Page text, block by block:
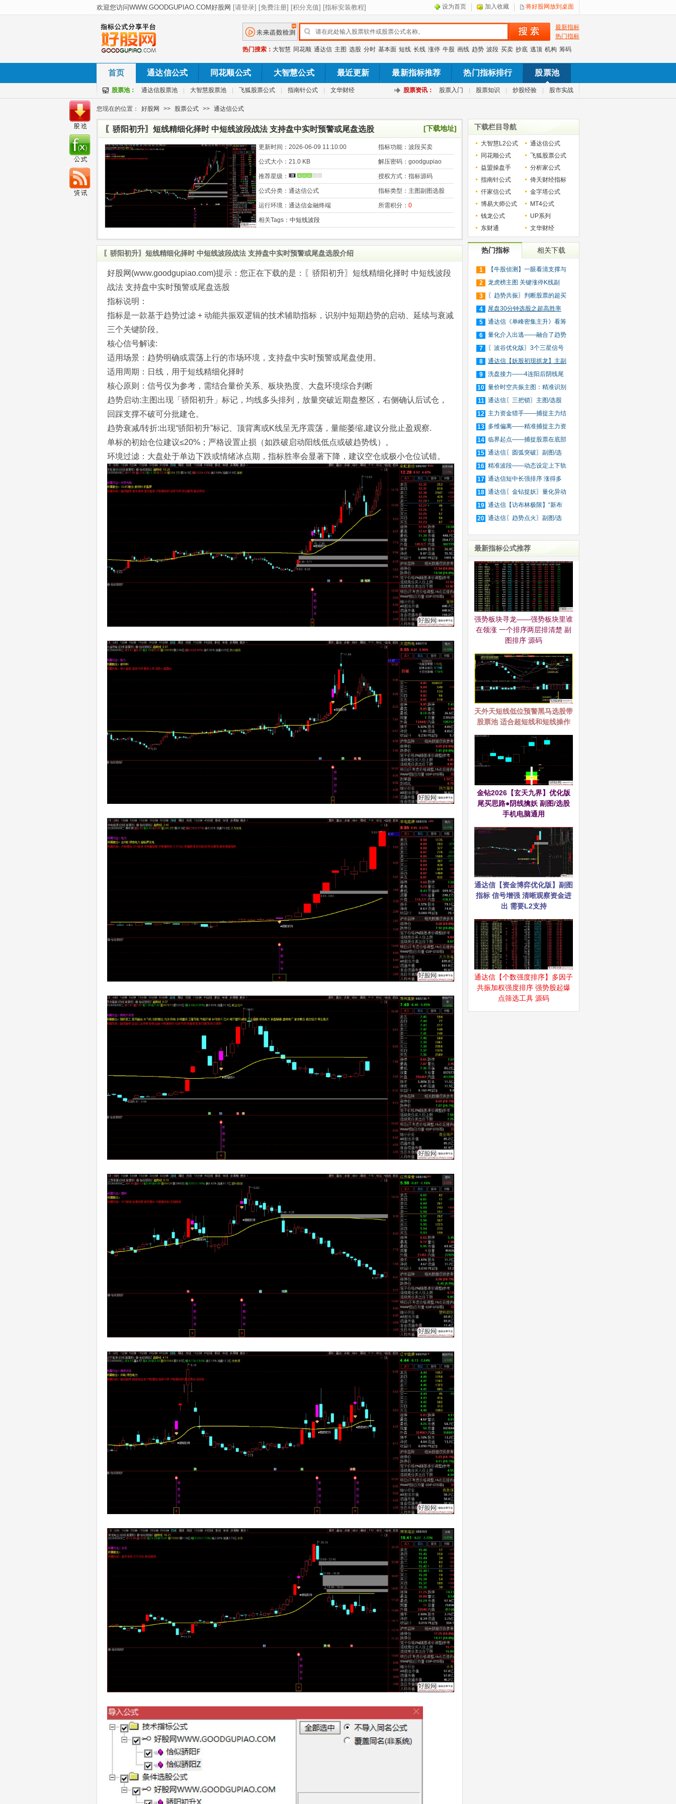
设为首页 加入收藏 将好股网放到桌面
最新指标
热门指标
热门搜索： 大智慧 同花顺 通达信 主图 选股 分时 基本面 短线 长线 涨停 牛股 画线 趋势 波段 买卖 抄底 逃顶 机构 筹码
首页 通达信公式 同花顺公式 大智慧公式 最近更新 最新指标推荐 热门指标排行 股票池
股票池： 通达信股票池 大智慧股票池 飞狐股票公式 指南针公式 文华财经 股票资讯： 股票入门 股票知识 炒股经验 股市实战
您现在的位置： 好股网 >> 股票公式 >> 通达信公式
〖骄阳初升〗短线精细化择时 中短线波段战法 支持盘中实时预警或尾盘选股 [下载地址]
更新时间： 2026-06-09 11:10:00 指标功能： 波段买卖
公式大小： 21.0 KB 解压密码： goodgupiao
推荐星级： 授权方式： 指标源码
公式分类： 通达信公式 指标类型： 主图副图选股
运行环境： 通达信金融终端 所需积分： 0
相关Tags： 中短线波段
〖骄阳初升〗短线精细化择时 中短线波段战法 支持盘中实时预警或尾盘选股介绍
好股网(www.goodgupiao.com)提示：您正在下载的是：〖骄阳初升〗短线精细化择时 中短线波段
战法 支持盘中实时预警或尾盘选股
指标说明：
指标是一款基于趋势过滤 + 动能共振双逻辑的技术辅助指标，识别中短期趋势的启动、延续与衰减
三个关键阶段。
核心信号解读:
适用场景：趋势明确或震荡上行的市场环境，支持盘中实时预警或尾盘使用。
适用周期：日线，用于短线精细化择时
核心原则：信号仅为参考，需结合量价关系、板块热度、大盘环境综合判断
趋势启动:主图出现「骄阳初升」标记，均线多头排列，放量突破近期盘整区，右侧确认后试仓，
回踩支撑不破可分批建仓。
趋势衰减/转折:出现“骄阳初升”标记、顶背离或K线呈无序震荡，量能萎缩,建议分批止盈观察.
单标的初始仓位建议≤20%；严格设置止损（如跌破启动阳线低点或破趋势线）。
环境过滤：大盘处于单边下跌或情绪冰点期，指标胜率会显著下降，建议空仓或极小仓位试错。
下载栏目导航
大智慧L2公式
通达信公式
同花顺公式
飞狐股票公式
益盟操盘手
分析家公式
指南针公式
倚天财经指标
仟家信公式
金字塔公式
博易大师公式
MT4公式
钱龙公式
UP系列
东财通
文华财经
热门指标 相关下载
1
【牛股侦测】一眼看清支撑与
压
2
龙虎榜主图 关键涨停K线副
图/
3
〖趋势共振〗判断股票的超买
超
4
尾盘30分钟选股之超高胜率
版（
5
通达信《单峰密集主升》看筹
码
6
量化介入出逃——融合了趋势
跟
7
〖波谷优化版〗3个三星信号
捕
8
通达信【妖股初现抓龙】主副
图
9
洗盘接力——4连阳后阴线尾
买
10 量价时空共振主图：精准识别
主
11 通达信〖三把锁〗主图/选股
短
12 主力资金猎手——捕捉主力结
束
13 多维偏离——精准捕捉主力资
金
14 临界起点——捕捉股票在底部
区
15 通达信〖圆弧突破〗副图/选
股
16 精准波段——动态设定上下轨
道
17 通达信短中长强排序 涨得多
不
18 通达信〖金钻捉妖〗量化异动
选
19 通达信【访布林极限】“新布
林
20 通达信〖趋势点火〗副图/选
最新指标公式推荐
强势板块寻龙——强势板块里谁
在领涨 一个排序两层排清楚 副
图排序 源码
天外天短线低位预警黑马选股带
股票池 适合超短线和短线操作
金钻2026【玄天九界】优化版
尾买思路●阴线擒妖 副图/选股
手机电脑通用
通达信【资金博弈优化版】副图
指标 信号增强 清晰观察资金进
出 需要L2支持
通达信【个数强度排序】多因子
共振加权强度排序 强势股起爆
点筛选工具 源码